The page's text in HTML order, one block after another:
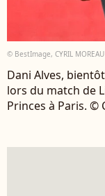
© BestImage, CYRIL MOREAU
Dani Alves,
lors du match de
Princes à Paris. ©